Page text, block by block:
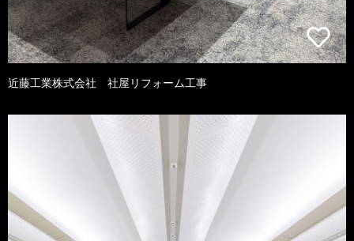
近藤工業株式会社 社屋リフォーム工事